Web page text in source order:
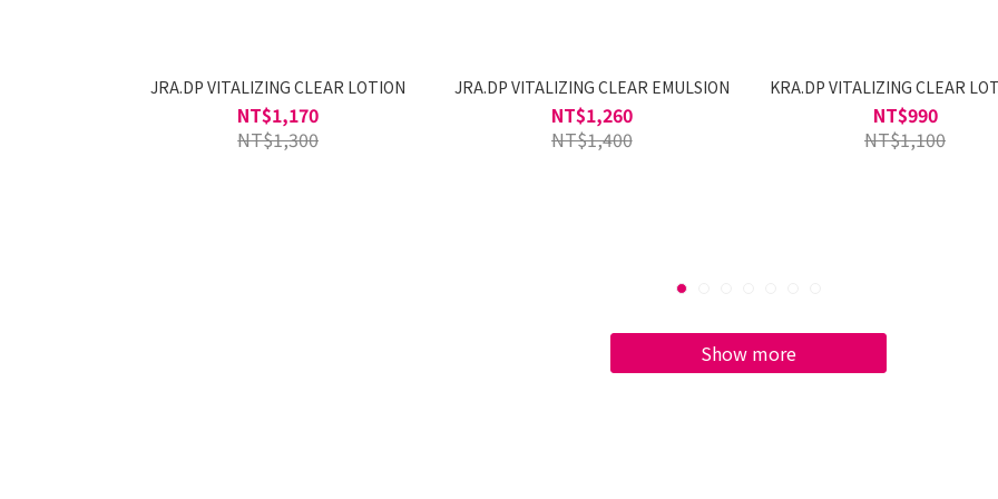
JRA.DP VITALIZING CLEAR LOTION
NT$1,170
NT$1,300
JRA.DP VITALIZING CLEAR EMULSION
NT$1,260
NT$1,400
KRA.DP VITALIZING CLEAR
NT$990
NT$1,100
Show more